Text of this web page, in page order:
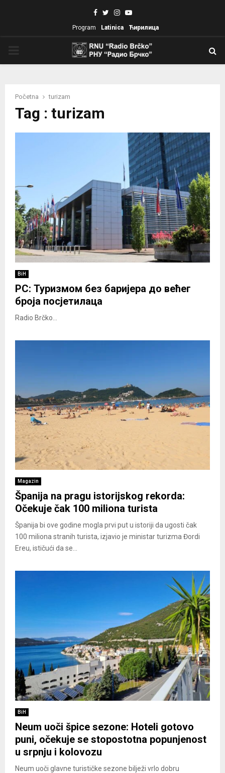
Facebook
TwitterInstagram
Youtube
Program Latinica Ћирилица
Početna turizam
Tag : turizam
BiH
РС: Туризмом без баријера до већег
броја посјетилаца
Radio Brčko...
Magazin
Španija na pragu istorijskog rekorda:
Očekuje čak 100 miliona turista
​Španija bi ove godine mogla prvi put u istoriji da ugosti čak
100 miliona stranih turista, izjavio je ministar turizma Đordi
Ereu, ističući da se...
BiH
Neum uoči špice sezone: Hoteli gotovo
puni, očekuje se stopostotna popunjenost
u srpnju i kolovozu
Neum uoči glavne turističke sezone bilježi vrlo dobru